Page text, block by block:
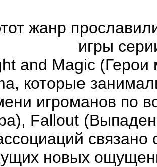
жанр
игры
and Magic
которые
игроманов по
Fallout
новых